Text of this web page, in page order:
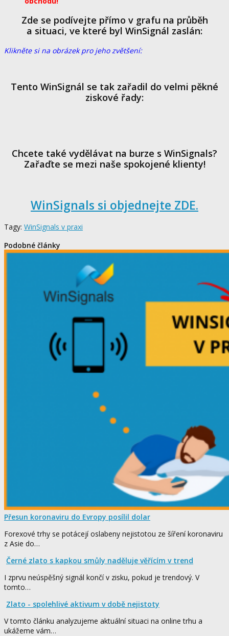
Zde se podívejte přímo v grafu na průběh
a situaci, ve které byl WinSignál zaslán:
Klikněte si na obrázek pro jeho zvětšení:
Tento WinSignál se tak zařadil do velmi pěkné
ziskové řady:
Chcete také vydělávat na burze s WinSignals?
Zařaďte se mezi naše spokojené klienty!
WinSignals si objednejte ZDE.
Tagy: WinSignals v praxi
Podobné články
Přesun koronaviru do Evropy posílil dolar
Forexové trhy se potácejí oslabeny nejistotou ze šíření koronaviru
z Asie do…
Černé zlato s kapkou smůly naděluje věřícím v trend
I zprvu neúspěšný signál končí v zisku, pokud je trendový. V
tomto…
Zlato - spolehlivé aktivum v době nejistoty
V tomto článku analyzujeme aktuální situaci na online trhu a
ukážeme vám…